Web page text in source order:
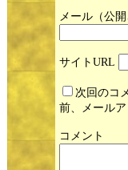
メール
サイト
次回のコ
前、メールア
コメント